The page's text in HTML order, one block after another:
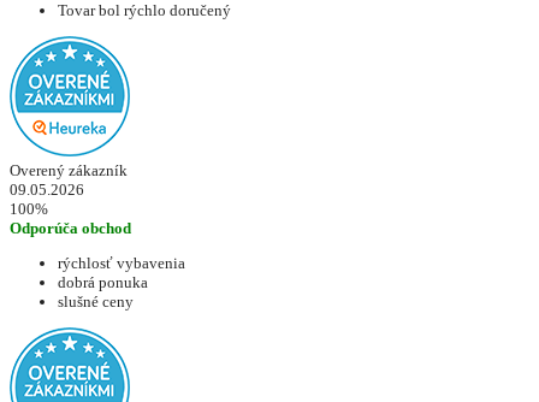
Tovar bol rýchlo doručený
Overený zákazník
09.05.2026
100%
Odporúča obchod
rýchlosť vybavenia
dobrá ponuka
slušné ceny